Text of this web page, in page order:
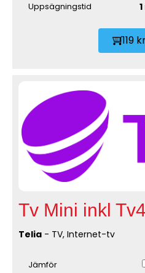
Uppsägningstid
119
Tv Mini inkl
Telia - TV, Internet-tv
Jämför